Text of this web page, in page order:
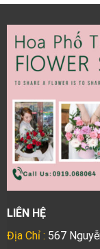
LIÊN HỆ
Địa Chỉ : 567